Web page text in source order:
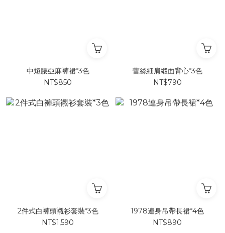
中短腰亞麻褲裙*3色
NT$850
蕾絲細肩緞面背心*3色
NT$790
2件式白褲頭襯衫套裝*3色
NT$1,590
1978連身吊帶長裙*4色
NT$890